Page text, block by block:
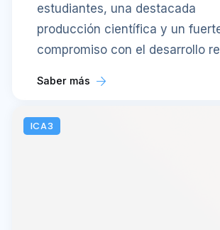
estudiantes, una destacada
producción científica y un
compromiso con el desarrollo
Saber más
ICA3